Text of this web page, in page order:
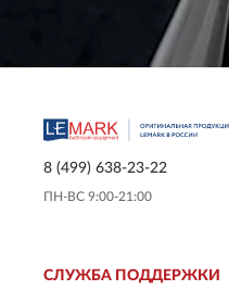
8 (499) 638-23-22
ПН-ВС 9:00-21:00
СЛУЖБА ПОДДЕРЖКИ